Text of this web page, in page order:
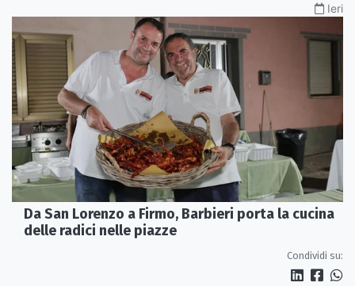
Ieri
Da San Lorenzo a Firmo, Barbieri porta la cucina
delle radici nelle piazze
Condividi su: